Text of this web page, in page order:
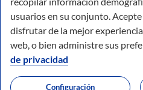
© Todos los
usuarios en su conjunto.
disfrutar de la mejor
web, o bien administre sus
de privacidad
Configuración